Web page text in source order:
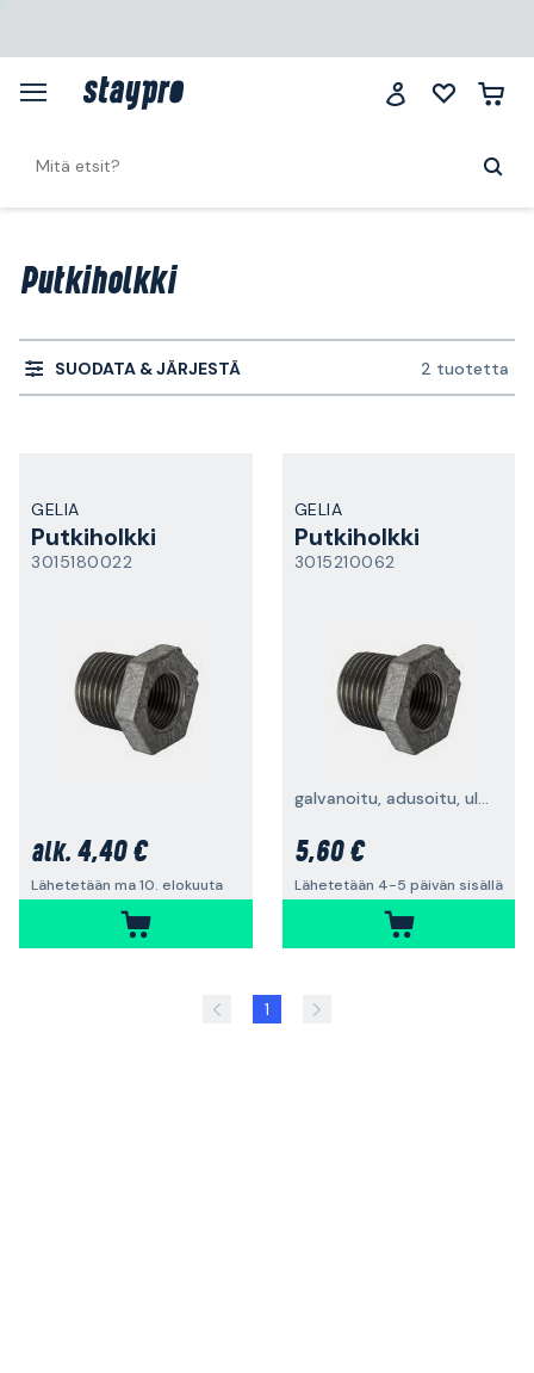
Putkiholkki
SUODATA & JÄRJESTÄ 2 tuotetta
GELIA
Putkiholkki
3015180022
alk. 4,40 €
Lähetetään ma 10. elokuuta
GELIA
Putkiholkki
3015210062
galvanoitu, adusoitu, ulkokierre
5,60 €
Lähetetään 4-5 päivän sisällä
1